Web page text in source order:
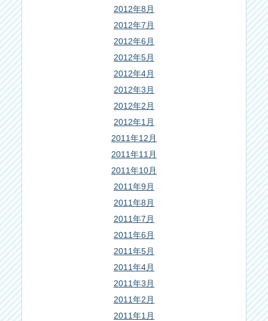
2012年8月
2012年7月
2012年6月
2012年5月
2012年4月
2012年3月
2012年2月
2012年1月
2011年12月
2011年11月
2011年10月
2011年9月
2011年8月
2011年7月
2011年6月
2011年5月
2011年4月
2011年3月
2011年2月
2011年1月